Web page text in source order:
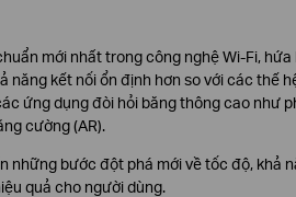
mới nhất trong công nghệ Wi-Fi,
năng kết nối ổn định hơn so với các thế
ứng dụng đòi hỏi băng thông cao như
cường (AR).
những bước đột phá mới về tốc độ, khả
quả cho người dùng.